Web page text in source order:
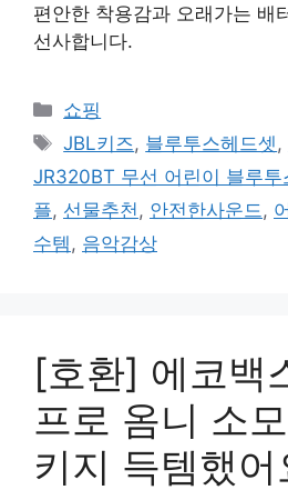
편안한 착용감과 오래가는 배
선사합니다.
카
테
리
쇼핑
태
그
JBL키즈 , 블루투스헤드셋 ,
JR320BT 무선 어린이 블루투
플, 선물추천 , 안전한사운드 ,
수템 , 음악감상
[호환] 에코백
프로 옴니 소
키지 득템했어